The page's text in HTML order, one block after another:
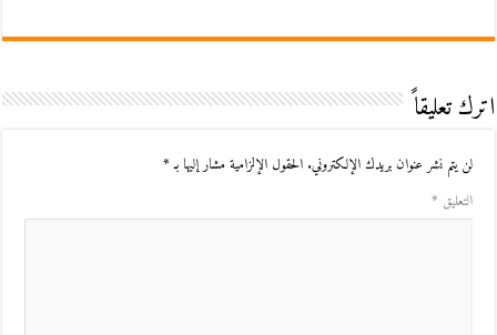
اترك تعليقاً
لن يتم نشر عنوان بريدك الإلكتروني. الحقول الإلزامية مشار إليها بـ*
التعليق *